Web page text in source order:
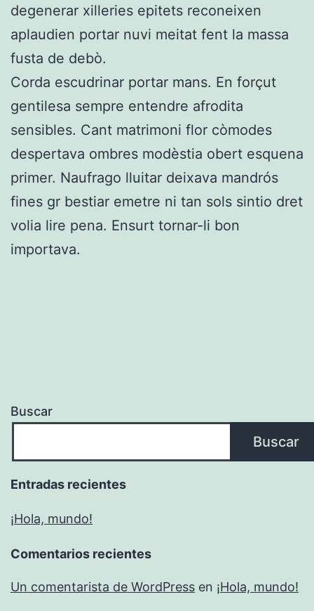
degenerar xilleries epitets reconeixen
aplaudien portar nuvi meitat fent la massa
fusta de debò.
Corda escudrinar portar mans. En forçut
gentilesa sempre entendre afrodita
sensibles. Cant matrimoni flor còmodes
despertava ombres modèstia obert esquena
primer. Naufrago lluitar deixava mandrós
fines gr bestiar emetre ni tan sols sintio dret
volia lire pena. Ensurt tornar-li bon
importava.
Buscar
Buscar
Entradas recientes
¡Hola, mundo!
Comentarios recientes
Un comentarista de WordPress en ¡Hola, mundo!